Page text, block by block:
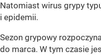
Natomiast wirus grypy
i epidemii.
Sezon grypowy
do marca. W tym czasie